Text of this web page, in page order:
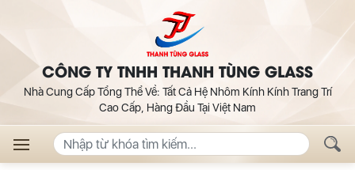
CÔNG TY TNHH THANH TÙNG GLASS
Nhà Cung Cấp Tổng Thể Về: Tất Cả Hệ Nhôm Kính Kính Trang Trí
Cao Cấp, Hàng Đầu Tại Việt Nam